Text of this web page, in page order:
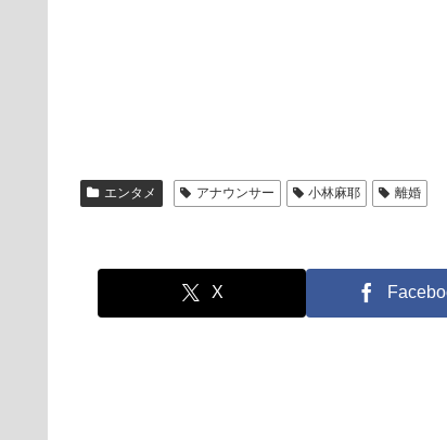
エンタメ アナウンサー 小林麻耶 離婚
X